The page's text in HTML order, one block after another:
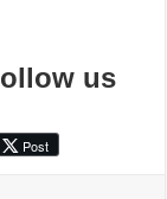
us
Post